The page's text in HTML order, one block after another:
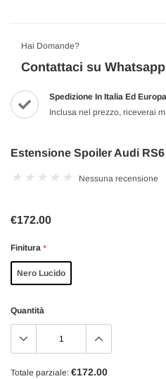
Hai Domande?
Contattaci su Whatsapp
Spedizione In Italia Ed Europa
Inclusa nel prezzo, riceverai
Estensione Spoiler Audi RS6
Nessuna recensione
€172.00
Finitura *
Nero Lucido
Quantità
Totale parziale: €172.00